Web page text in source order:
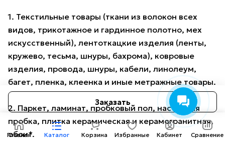
Заказать
1. Текстильные товары (ткани из волокон всех
видов, трикотажное и гардинное полотно, мех
искусственный), лентоткацкие изделия (ленты,
кружево, тесьма, шнуры, бахрома), ковровые
изделия, провода, шнуры, кабели, линолеум,
багет, пленка, клеенка и иные метражные товары.
2. Паркет, ламинат, пробковый пол, настенная
пробка, плитка керамическая и керамогранитная,
обои*.
Главная Каталог Корзина Избранные Кабинет Сравнение